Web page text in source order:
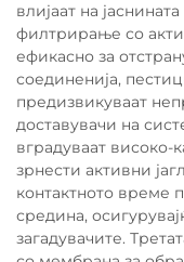
влијаат на
филтрирање со
ефикасно за
соединенија,
предизвикуваат
доставувачи на
вградуваат високо-
зрнести активни
контактното време
средина,
загадувачите.